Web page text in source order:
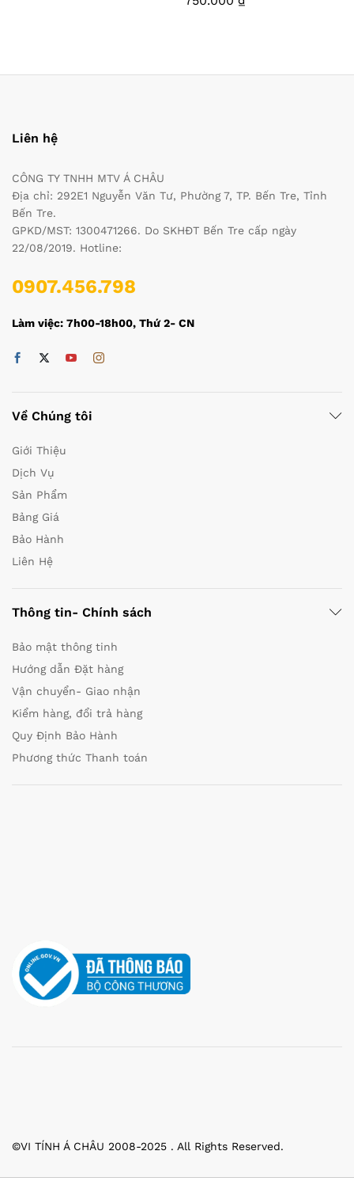
Liên hệ
CÔNG TY TNHH MTV Á CHÂU
Địa chỉ: 292E1 Nguyễn Văn Tư, Phường 7, TP. Bến Tre, Tỉnh
Bến Tre.
GPKD/MST: 1300471266. Do SKHĐT Bến Tre cấp ngày
22/08/2019. Hotline:
0907.456.798
Làm việc: 7h00-18h00, Thứ 2- CN
Về Chúng tôi
Giới Thiệu
Dịch Vụ
Sản Phẩm
Bảng Giá
Bảo Hành
Liên Hệ
Thông tin- Chính sách
Bảo mật thông tinh
Hướng dẫn Đặt hàng
Vận chuyển- Giao nhận
Kiểm hàng, đổi trả hàng
Quy Định Bảo Hành
Phương thức Thanh toán
©VI TÍNH Á CHÂU 2008-2025 . All Rights Reserved.